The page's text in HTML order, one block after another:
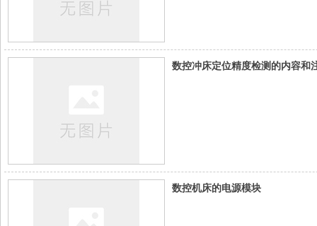
数控冲床定位精度检测的内容和
数控机床的电源模块